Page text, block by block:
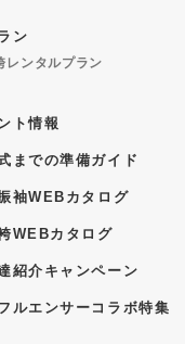
ン
レンタルプラン
ト情報
までの準備ガイド
袖WEBカタログ
WEBカタログ
紹介キャンペーン
ルエンサーコラボ特集